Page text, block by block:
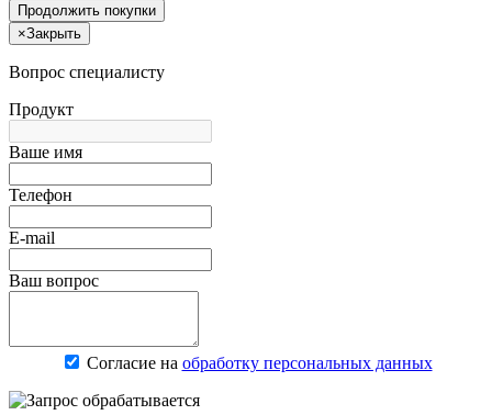
Продолжить покупки
×Закрыть
Вопрос специалисту
Продукт
Ваше имя
Телефон
E-mail
Ваш вопрос
Согласие на обработку персональных данных